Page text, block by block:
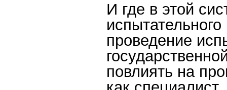
И где в этой
проведение
повлиять на